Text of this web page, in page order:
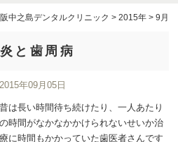
中之島デンタルクリニック > 2015年> 9月
と歯周病
2015年09月05日
昔は長い時間待ち続けたり、一人あたり
の時間がなかなかかけられないせいか治
療に時間もかかっていた歯医者さんです